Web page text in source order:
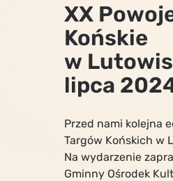
XX
Końskie
w
lipca
Przed nami kolejna
Targów Końskich w
Na wydarzenie
Gminny Ośrodek